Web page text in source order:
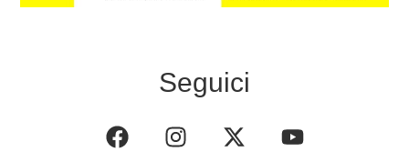
Seguici